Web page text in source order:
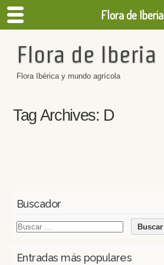
Flora de Iberia
Flora Ibérica y mundo agrícola
Tag Archives: D
Buscador
Entradas más populares
Flora de Iberia